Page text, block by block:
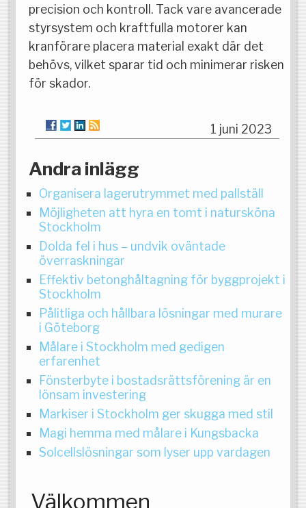
precision och kontroll. Tack vare avancerade
styrsystem och kraftfulla motorer kan
kranförare placera material exakt där det
behövs, vilket sparar tid och minimerar risken
för skador.
1 juni 2023
Andra inlägg
Organisera lagerutrymmet med pallställ
Möjligheten att hyra en tomt i natursköna
Stockholm
Dolda fel i hus – undvik oväntade
överraskningar
Effektiv betonghåltagning för byggprojekt i
Stockholm
Pålitliga och hållbara lösningar med murare
i Göteborg
Målare i Stockholm med gedigen
erfarenhet
Fönsterbyte i bostadsrättsförening är en
lönsam investering
Markiser i Stockholm ger skugga med stil
Magi hemma med målare i Kungsbacka
Solcellslösningar som lyser upp vardagen
Välkommen